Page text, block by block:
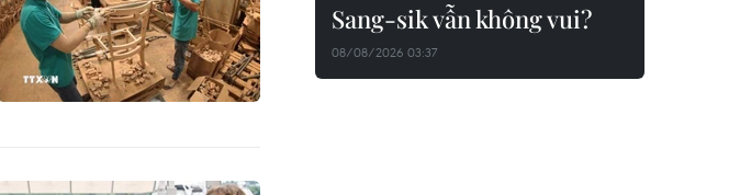
Sang-sik vẫn không vui?
08/08/2026 03:37